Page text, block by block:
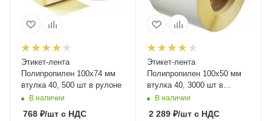
Этикет-лента
Полипропилен 100х74 мм
втулка 40, 500 шт в рулоне
В наличии
768 ₽/шт с НДС
Этикет-лента
Полипропилен 100х50 мм
втулка 40, 3000 шт в
рулоне
В наличии
2 289₽/штс НДС